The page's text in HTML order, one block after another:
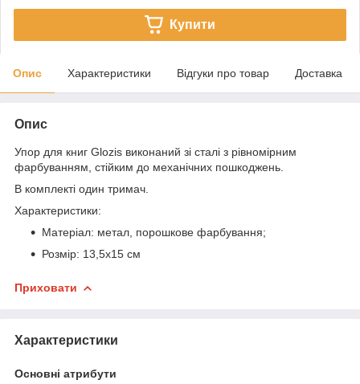
Купити
Опис Характеристики Відгуки про товар Доставка
Опис
Упор для книг Glozis виконаний зі сталі з рівномірним
фарбуванням, стійким до механічних пошкоджень.
В комплекті один тримач.
Характеристики:
Матеріал: метал, порошкове фарбування;
Розмір: 13,5х15 см
Приховати
Характеристики
Основні атрибути